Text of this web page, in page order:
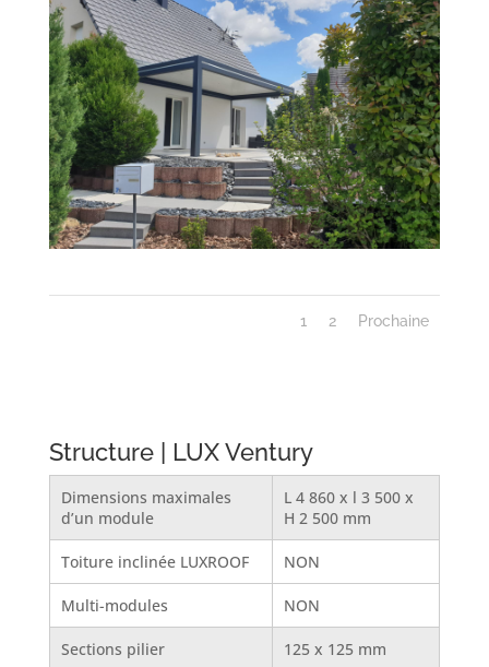
1 2 Prochaine
Structure | LUX Ventury
Dimensions maximales
d’un module
L 4 860 x l 3 500 x
H 2 500 mm
Toiture inclinée LUXROOF NON
Multi-modules NON
Sections pilier 125 x 125 mm